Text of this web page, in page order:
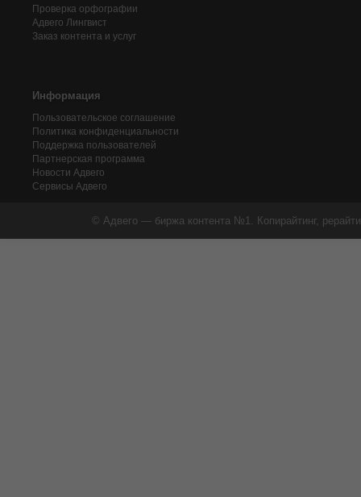
Проверка орфографии
Адвего Лингвист
Заказ контента и услуг
Информация
Пользовательское соглашение
Политика конфиденциальности
Поддержка пользователей
Партнерская программа
Новости Адвего
Сервисы Адвего
© Адвего — биржа контента №1. Копирайтинг,